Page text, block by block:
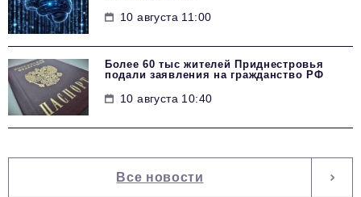
10 августа 11:00
Более 60 тыс жителей Приднестровья
подали заявления на гражданство РФ
10 августа 10:40
Все новости